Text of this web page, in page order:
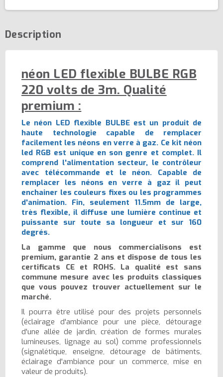
Description
néon LED flexible BULBE RGB
220 volts de 3m. Qualité
premium :
Le néon LED flexible BULBE est un produit de
haute technologie capable de remplacer
facilement les néons en verre à gaz. Ce kit néon
led RGB est unique en son genre et complet. Il
comprend l'alimentation secteur, le contrôleur
avec télécommande et le néon. Capable de
remplacer les néons en verre à gaz il peut
enchainer les couleurs fixes ou les programmes
d'animation. Fin, seulement 11.5mm de large,
très flexible, il diffuse une lumière continue et
puissante sur toute sa longueur et sur 160
degrés.
La gamme que nous commercialisons est
premium, garantie 2 ans et dispose de tous les
certificats CE et ROHS. La qualité est sans
commune mesure avec les produits classiques
que vous pouvez trouver actuellement sur le
marché.
Il pourra être utilisé pour des projets personnels
(éclairage d'ambiance pour une pièce, détourage
d'une allée de jardin, création de formes murales
lumineuses, lignage au sol) comme professionnels
(signalétique, enseigne, détourage de bâtiments,
éclairage d'ambiance pour un commerce, mise en
valeur de produits).